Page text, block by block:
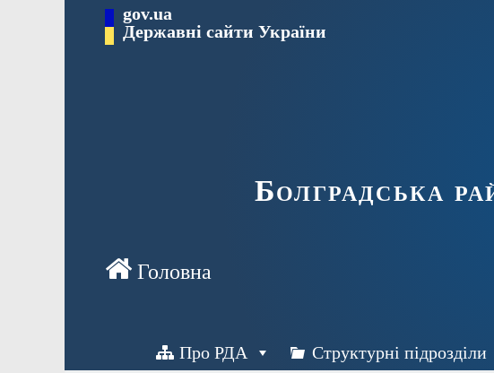
Перейти gov.ua
Державні сайти України
Болградська
Про РДА Структурні підрозділи